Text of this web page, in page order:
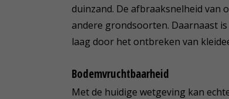
duinzand. De afbraaksnelheid van
andere grondsoorten. Daarnaast
laag door het ontbreken van
Bodemvruchtbaarheid
Met de huidige wetgeving kan